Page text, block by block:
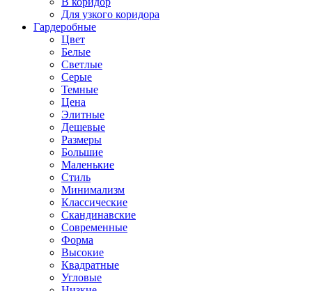
Для узкого коридора
Гардеробные
Цвет
Белые
Светлые
Серые
Темные
Цена
Элитные
Дешевые
Размеры
Большие
Маленькие
Стиль
Минимализм
Классические
Скандинавские
Современные
Форма
Высокие
Квадратные
Угловые